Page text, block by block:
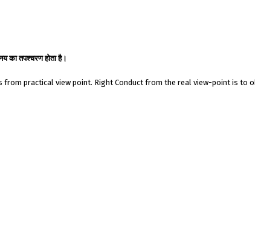
का तपश्चरण होता है।
practical view point. Right Conduct from the real view-point is to